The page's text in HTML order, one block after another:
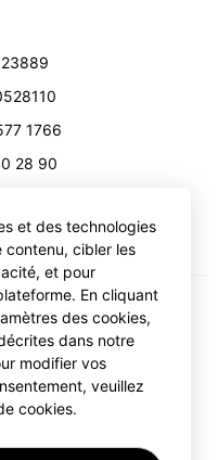
1766
28 90
Kyprianou,Larnaca 6051
et des technologies
contenu, cibler les
et pour
En cliquant
des cookies,
dans notre
modifier vos
veuillez
cookies.